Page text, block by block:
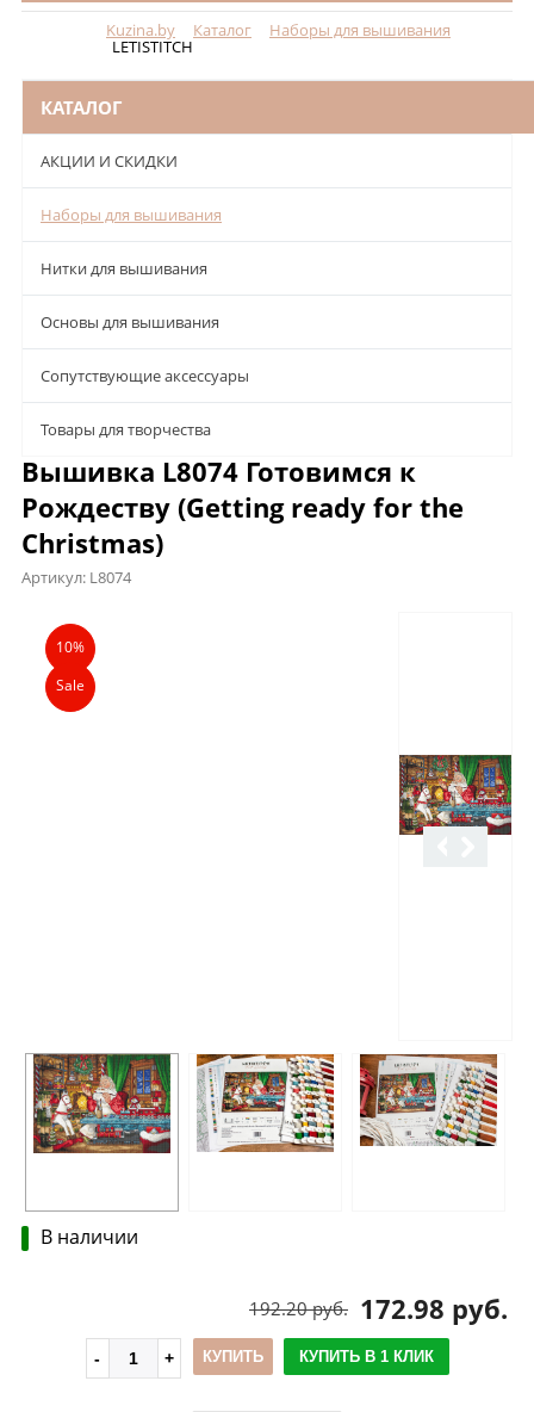
Kuzina.by Каталог Наборы для вышивания
LETISTITCH
КАТАЛОГ
АКЦИИ И СКИДКИ
Наборы для вышивания
Нитки для вышивания
Основы для вышивания
Сопутствующие аксессуары
Товары для творчества
Вышивка L8074 Готовимся к
Рождеству (Getting ready for the
Christmas)
Артикул: L8074
Описание
10%
Sale
В наличии
172.98 руб.
192.20 руб.
КУПИТЬ КУПИТЬ В 1 КЛИК